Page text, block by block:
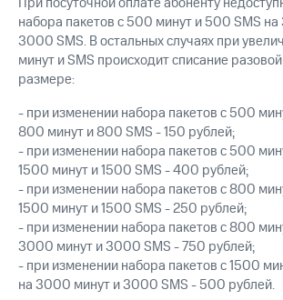
Перейти
на
eSIM
Для дома
и подключите
ТВ
с выгодным
тарифом
Тарифы
Интернет,
ТВ и телефон
для дома
кабинет
интернета
и
ТВ
спутникового
ТВ
Скачать
приложение
Мой
МТС
Акции
Видеонаблюдение
для дома
набора пакетов с 500 минут и 500 SMS
3000 SMS. В остальных случаях при
минут и SMS происходит списание
размере:
- при изменении набора пакетов с 500
800 минут и 800 SMS - 150 рублей;
- при изменении набора пакетов с 500
1500 минут и 1500 SMS - 400 рублей;
- при изменении набора пакетов с 800
1500 минут и 1500 SMS - 250 рублей;
- при изменении набора пакетов с 800
3000 минут и 3000 SMS - 750 рублей;
- при изменении набора пакетов с 1500
на 3000 минут и 3000 SMS - 500 рублей.